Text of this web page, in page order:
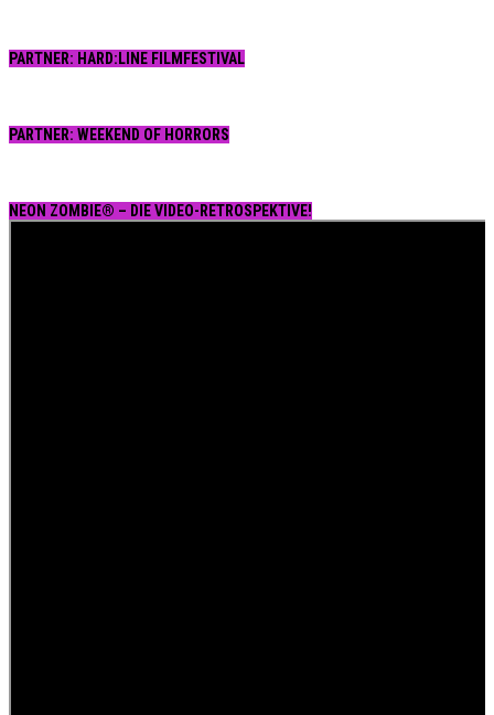
PARTNER: HARD:LINE FILMFESTIVAL
PARTNER: WEEKEND OF HORRORS
NEON ZOMBIE® – DIE VIDEO-RETROSPEKTIVE!